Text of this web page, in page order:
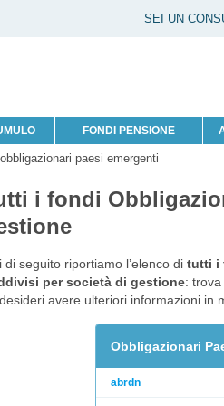
SEI UN
FONDI PENSIONE
paesi emergenti
i fondi
di seguito riportiamo l’elenco di tutti i
per società di gestione: trova
avere ulteriori informazioni in
Obbligazionari
abrdn